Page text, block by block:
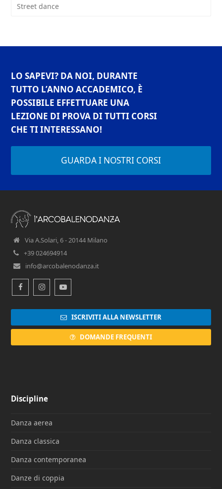
Street dance
LO SAPEVI? DA NOI, DURANTE
TUTTO L’ANNO ACCADEMICO, È
POSSIBILE EFFETTUARE UNA
LEZIONE DI PROVA DI TUTTI CORSI
CHE TI INTERESSANO!
GUARDA I NOSTRI CORSI
Via A.Solari, 6 - 20144 Milano
+39 024694914
info@arcobalenodanza.it
FacebookInstagramYoutube
ISCRIVITI ALLA NEWSLETTER
DOMANDE FREQUENTI
Discipline
Danza aerea
Danza classica
Danza contemporanea
Danze di coppia